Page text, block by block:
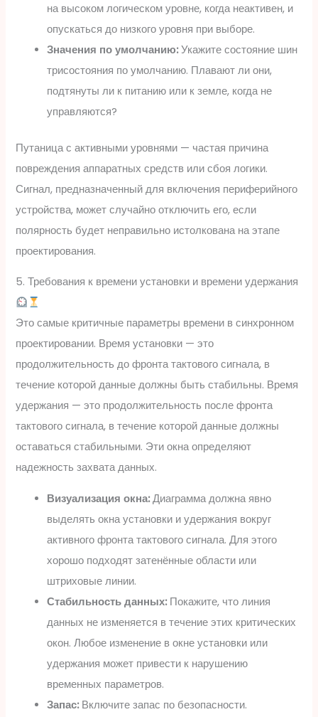
на высоком логическом уровне, когда неактивен, и
опускаться до низкого уровня при выборе.
Значения по умолчанию:Укажите состояние шин
трисостояния по умолчанию. Плавают ли они,
подтянуты ли к питанию или к земле, когда не
управляются?
Путаница с активными уровнями — частая причина
повреждения аппаратных средств или сбоя логики.
Сигнал, предназначенный для включения периферийного
устройства, может случайно отключить его, если
полярность будет неправильно истолкована на этапе
проектирования.
5. Требования к времени установки и времени удержания
Это самые критичные параметры времени в синхронном
проектировании. Время установки — это
продолжительность до фронта тактового сигнала, в
течение которой данные должны быть стабильны. Время
удержания — это продолжительность после фронта
тактового сигнала, в течение которой данные должны
оставаться стабильными. Эти окна определяют
надежность захвата данных.
Визуализация окна:Диаграмма должна явно
выделять окна установки и удержания вокруг
активного фронта тактового сигнала. Для этого
хорошо подходят затенённые области или
штриховые линии.
Стабильность данных:Покажите, что линия
данных не изменяется в течение этих критических
окон. Любое изменение в окне установки или
удержания может привести к нарушению
временных параметров.
Запас:Включите запас по безопасности.